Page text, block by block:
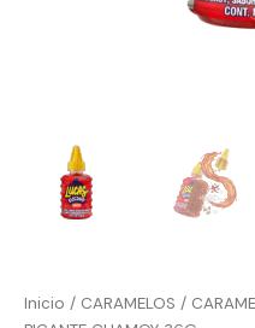
Inicio / CARAMELOS /